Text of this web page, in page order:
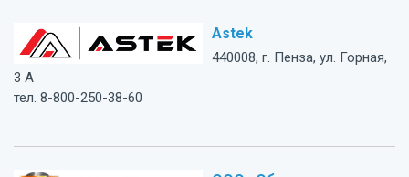
Astek
440008, г. Пенза, ул. Горная,
3 А
тел. 8-800-250-38-60